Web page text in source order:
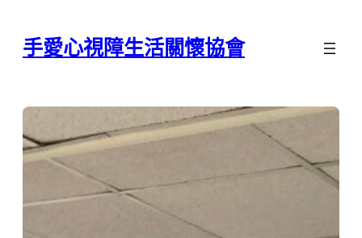
手愛心視障生活關懷協會